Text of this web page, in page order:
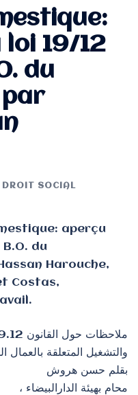
19/12
du
DROIT SOCIAL
aperçu
du
Harouche,
Costas,
والتشغيل المتعلقة بالعمال
بقلم حسن هروش
، محام بهيئة الدارالبيضاء